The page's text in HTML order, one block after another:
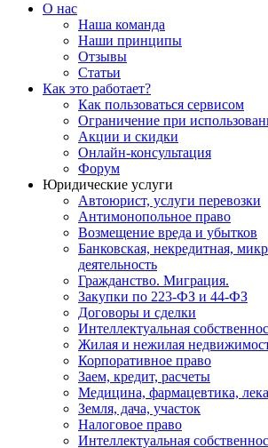
О нас
Наша команда
Наши принципы
Отзывы
Статьи
Как это работает?
Как пользоваться сервисом
Ограничение при
Акции и скидки
Онлайн-консультация
Форум
Юридические услуги
Автоюрист, услуги перевозки
Антимонопольное право
Возмещение вреда и убытков
Банковская, некредитная,
деятельность
Гражданство. Миграция.
Закупки по 223-ФЗ и 44-ФЗ
Договоры и сделки
Интеллектуальная
Жилая и нежилая
Корпоративное право
Заем, кредит, расчеты
Медицина, фармацевтика,
Земля, дача, участок
Налоговое право
Интеллектуальная